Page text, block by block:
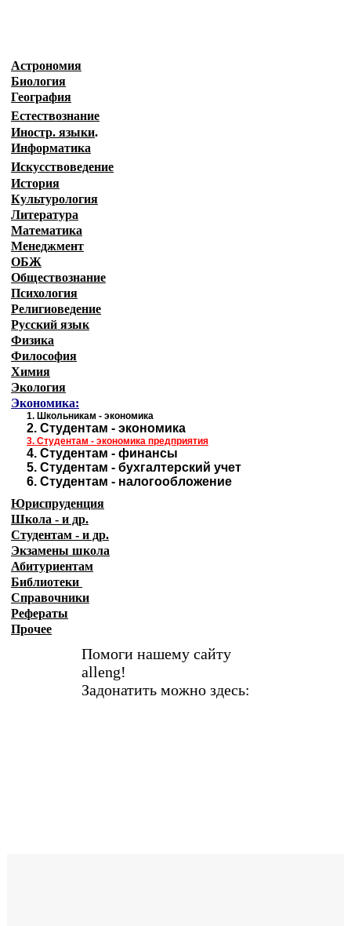
Астрономия
Биология
География
Естествознание
Иностр. языки.
Информатика
Искусствоведение
История
Культурология
Литература
Математика
Менеджмент
ОБЖ
Обществознание
Психология
Религиоведение
Русский язык
Физика
Философия
Химия
Экология
Экономика:
1. Школьникам - экономика
2. Студентам - экономика
3. Студентам - экономика предприятия
4. Студентам - финансы
5. Студентам - бухгалтерский учет
6. Студентам - налогообложение
Юриспруденция
Школа - и др.
Студентам - и др.
Экзамены школа
Абитуриентам
Библиотеки
Справочники
Рефераты
Прочее
Помоги нашему сайту
alleng!
Задонатить можно здесь: